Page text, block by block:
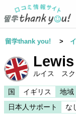
留学thank you! >
ルイス ス
国 イギリス 地域
日本人サポート
な